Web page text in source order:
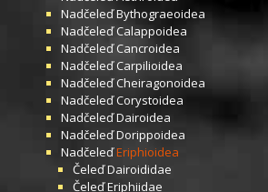
NadčeleďBythograeoidea
NadčeleďCalappoidea
NadčeleďCancroidea
NadčeleďCarpilioidea
NadčeleďCheiragonoidea
NadčeleďCorystoidea
NadčeleďDairoidea
NadčeleďDorippoidea
NadčeleďEriphioidea
ČeleďDairoididae
ČeleďEriphiidae